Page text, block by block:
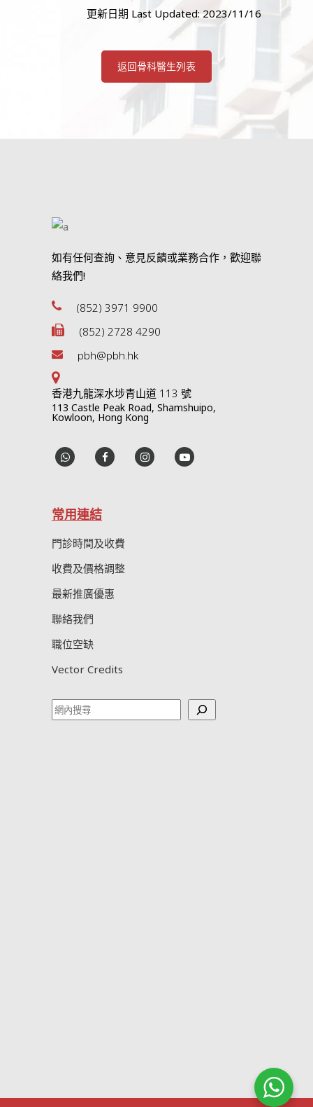
更新日期 Last Updated: 2023/11/16
返回骨科醫生列表
如有任何查詢、意見反饋或業務合作，歡迎聯
絡我們!
(852) 3971 9900
(852) 2728 4290
pbh@pbh.hk
香港九龍深水埗青山道 113 號
113 Castle Peak Road, Shamshuipo,
Kowloon, Hong Kong
常用連結
門診時間及收費
收費及價格調整
最新推廣優惠
聯絡我們
職位空缺
Vector Credits
Search